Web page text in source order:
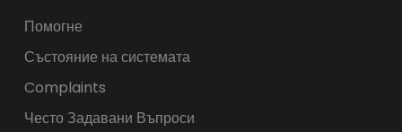
Помогне
Състояние на системата
Complaints
Често Задавани Въпроси